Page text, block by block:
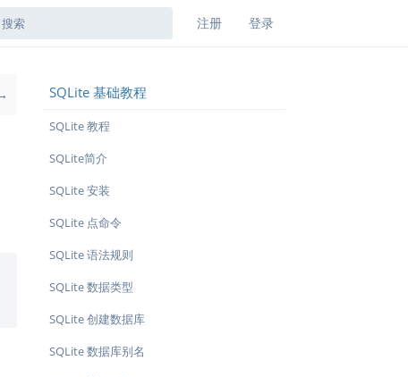
注册 登录
SQLite 基础教程
SQLite 教程
SQLite简介
SQLite 安装
SQLite 点命令
SQLite 语法规则
SQLite 数据类型
SQLite 创建数据库
SQLite 数据库别名